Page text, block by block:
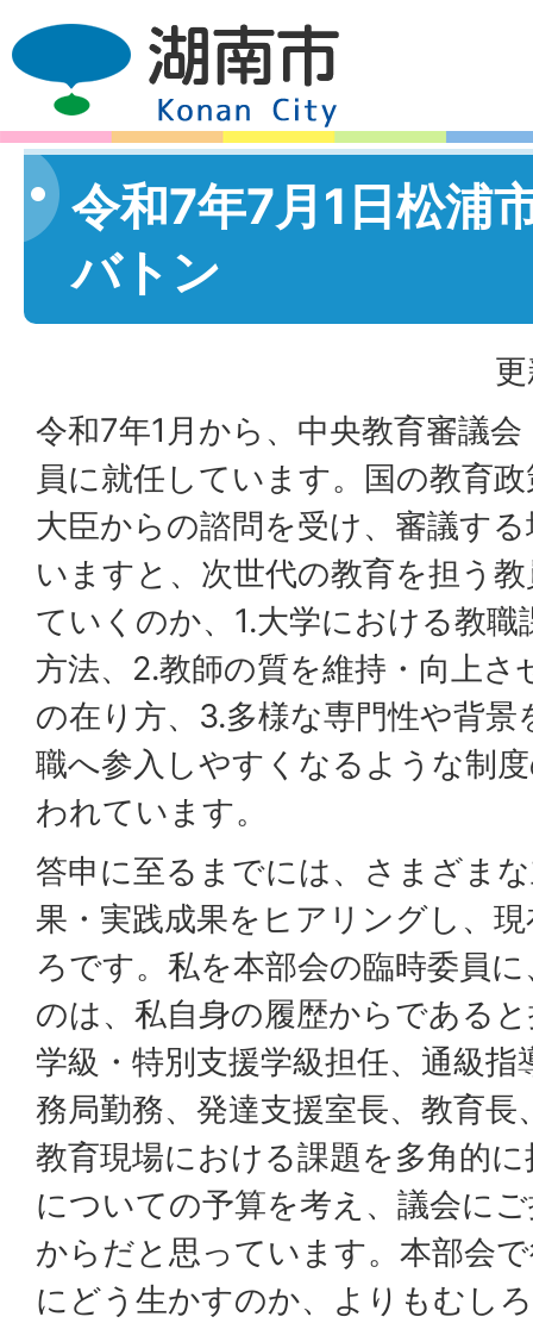
令和7年7月1日松浦
バトン
令和7年1月から、中央教育審議
員に就任しています。国の教育
大臣からの諮問を受け、審議す
いますと、次世代の教育を担う
ていくのか、1.大学における教職
方法、2.教師の質を維持・向上
の在り方、3.多様な専門性や背
職へ参入しやすくなるような制
われています。
答申に至るまでには、さまざま
果・実践成果をヒアリングし、
ろです。私を本部会の臨時委員
のは、私自身の履歴からである
学級・特別支援学級担任、通級指
務局勤務、発達支援室長、教育
教育現場における課題を多角的
についての予算を考え、議会に
からだと思っています。本部会
にどう生かすのか、よりもむし